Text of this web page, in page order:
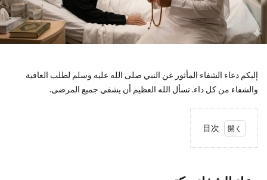
إليكم دعاء الشفاء المأثور عن النبي صلى الله عليه وسلم لطلب العافية
والشفاء من كل داء. نسأل الله العظيم أن يشفي جميع المرضى.
目次